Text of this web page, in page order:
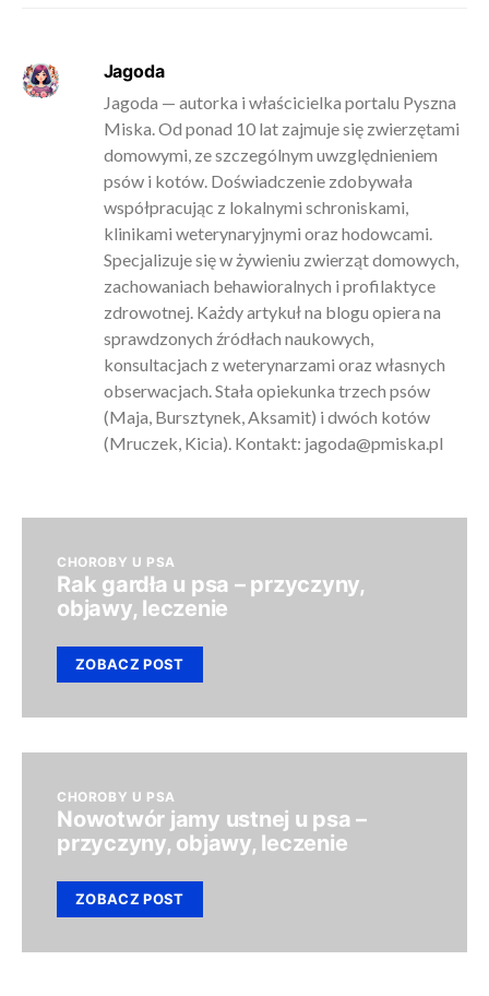
Jagoda
Jagoda — autorka i właścicielka portalu Pyszna
Miska. Od ponad 10 lat zajmuje się zwierzętami
domowymi, ze szczególnym uwzględnieniem
psów i kotów. Doświadczenie zdobywała
współpracując z lokalnymi schroniskami,
klinikami weterynaryjnymi oraz hodowcami.
Specjalizuje się w żywieniu zwierząt domowych,
zachowaniach behawioralnych i profilaktyce
zdrowotnej. Każdy artykuł na blogu opiera na
sprawdzonych źródłach naukowych,
konsultacjach z weterynarzami oraz własnych
obserwacjach. Stała opiekunka trzech psów
(Maja, Bursztynek, Aksamit) i dwóch kotów
(Mruczek, Kicia). Kontakt: jagoda@pmiska.pl
CHOROBY U PSA
Rak gardła u psa – przyczyny,
objawy, leczenie
ZOBACZ POST
CHOROBY U PSA
Nowotwór jamy ustnej u psa –
przyczyny, objawy, leczenie
ZOBACZ POST